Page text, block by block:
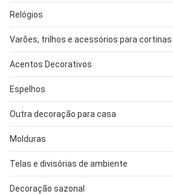
Relógios
Varões, trilhos e acessórios para cortinas
Acentos Decorativos
Espelhos
Outra decoração para casa
Molduras
Telas e divisórias de ambiente
Decoração sazonal